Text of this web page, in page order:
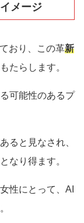
メージ
おり、この革新
たらします。
可能性のあるプ
ると見なされ、
なり得ます。
性にとって、AI